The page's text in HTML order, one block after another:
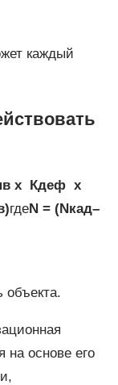
каждый
х Кдеф х
гдеN = (Nкад–
объекта.
на основе его